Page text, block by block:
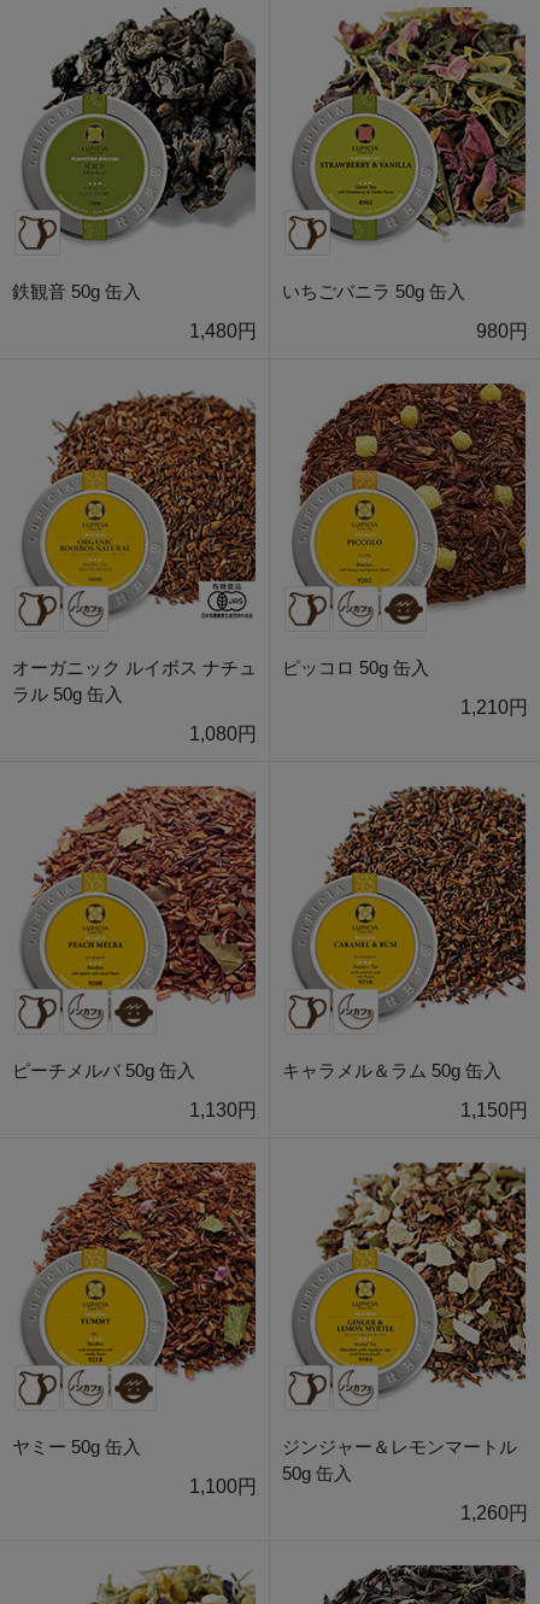
鉄観音 50g 缶入
1,480円
いちごバニラ 50g 缶入
980円
オーガニック ルイボス ナチュ
ラル 50g 缶入
1,080円
ピッコロ 50g 缶入
1,210円
ピーチメルバ 50g 缶入
1,130円
キャラメル＆ラム 50g 缶入
1,150円
ヤミー 50g 缶入
1,100円
ジンジャー＆レモンマートル
50g 缶入
1,260円